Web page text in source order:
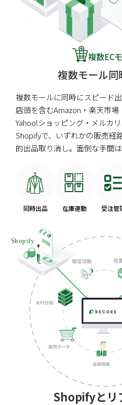
複数EC
複数モール
複数モールに同時にスピード出
店頭を含むAmazon・楽天市場
Yahoo!ショッピング・メルカ
Shopifyで、いずれかの販売経
的出品取り消し。面倒な手間
同時出品 在庫連動 受注管
Shopifyとリ